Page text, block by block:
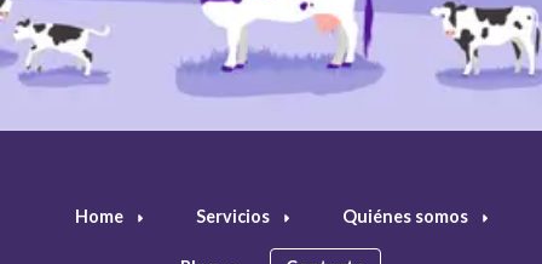
Home Servicios Quiénes somos